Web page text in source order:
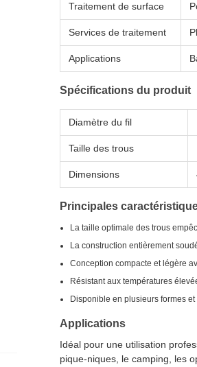
Traitement de surface
Services de traitement
Applications
Spécifications du produit
Diamètre du fil
Taille des trous
Dimensions
Principales
La taille optimale des trous
La construction entièrement
Conception compacte et légère
Résistant aux températures
Disponible en plusieurs formes
Applications
Idéal pour une utilisation
pique-niques, le camping, les